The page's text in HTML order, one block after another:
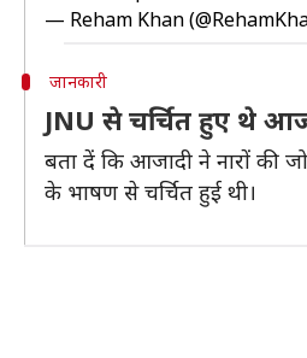
— Reham Khan
जानकारी
JNU से चर्चित हुए थे
बता दें कि आजादी ने नारों की
के भाषण से चर्चित हुई थी।